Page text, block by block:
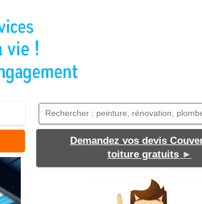
Demandez vos devis
toiture gratuits►